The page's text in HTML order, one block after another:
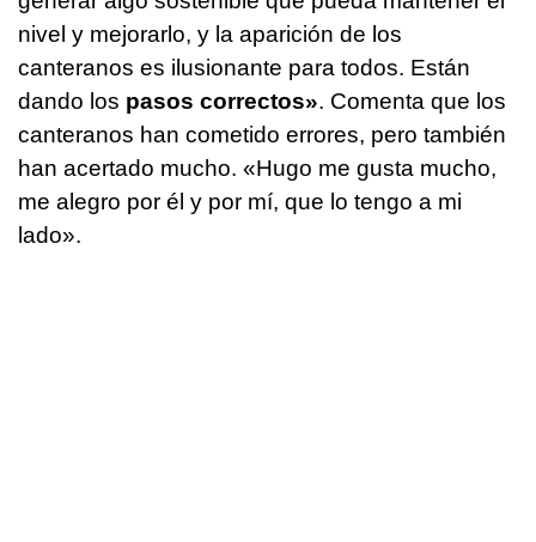
nivel y mejorarlo, y la aparición de los
canteranos es ilusionante para todos. Están
dando los pasos correctos». Comenta que los
canteranos han cometido errores, pero también
han acertado mucho. «Hugo me gusta mucho,
me alegro por él y por mí, que lo tengo a mi
lado».